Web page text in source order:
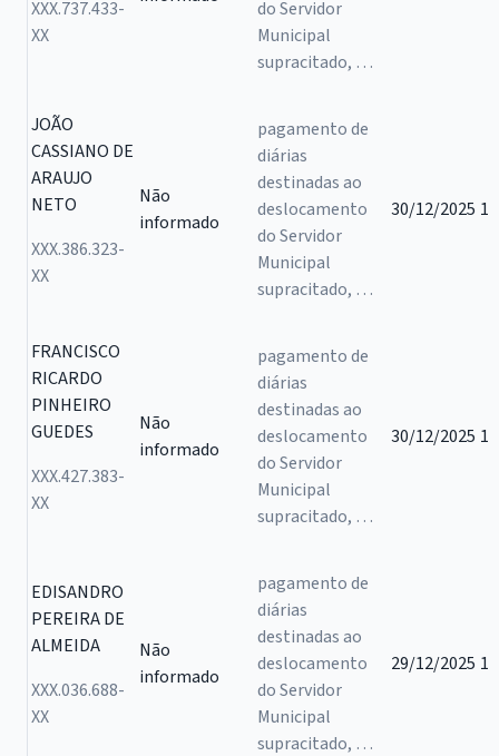
XXX.737.433-
XX
do Servidor
Municipal
supracitado, …
JOÃO
CASSIANO DE
ARAUJO
NETO
XXX.386.323-
XX
Não
informado
pagamento de
diárias
destinadas ao
deslocamento
do Servidor
Municipal
supracitado, …
30/12/2025 1
FRANCISCO
RICARDO
PINHEIRO
GUEDES
XXX.427.383-
XX
Não
informado
pagamento de
diárias
destinadas ao
deslocamento
do Servidor
Municipal
supracitado, …
30/12/2025 1
EDISANDRO
PEREIRA DE
ALMEIDA
XXX.036.688-
XX
Não
informado
pagamento de
diárias
destinadas ao
deslocamento
do Servidor
Municipal
supracitado, …
29/12/2025 1